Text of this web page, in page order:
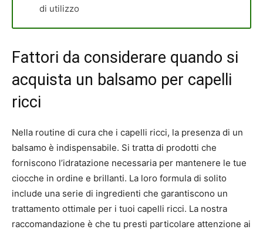
di utilizzo
Fattori da considerare quando si
acquista un balsamo per capelli
ricci
Nella routine di cura che i capelli ricci, la presenza di un
balsamo è indispensabile. Si tratta di prodotti che
forniscono l’idratazione necessaria per mantenere le tue
ciocche in ordine e brillanti. La loro formula di solito
include una serie di ingredienti che garantiscono un
trattamento ottimale per i tuoi capelli ricci. La nostra
raccomandazione è che tu presti particolare attenzione ai